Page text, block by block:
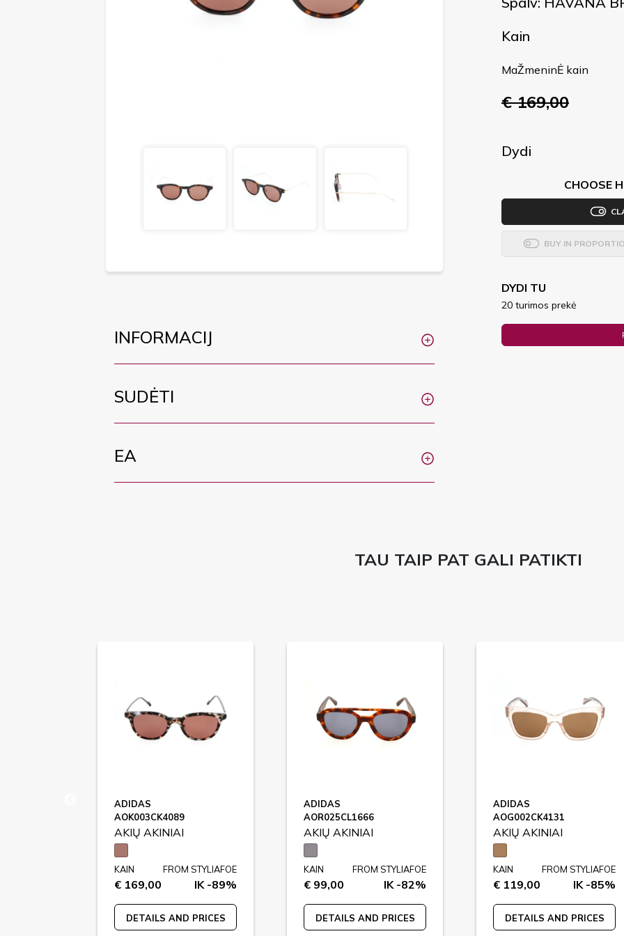
INFORMACIJ
SUDĖTI
EA
Kain
MaŽmeninĖ kain
€ 169,00
Dydi
CHOOSE
BUY IN
DYDI TU
20 turimos prekė
TAU TAIP PAT GALI PATIKTI
ADIDAS
AOK003CK4089
AKIŲ AKINIAI
KAIN
€ 169,00
FROM STYLIAFOE
IK -89%
DETAILS AND PRICES
ADIDAS
AOR025CL1666
AKIŲ AKINIAI
KAIN
€ 99,00
FROM STYLIAFOE
IK -82%
DETAILS AND PRICES
ADIDAS
AOG002CK4131
AKIŲ AKINIAI
KAIN
€ 119,00
FROM STYLIAFOE
IK -85%
DETAILS AND PRICES